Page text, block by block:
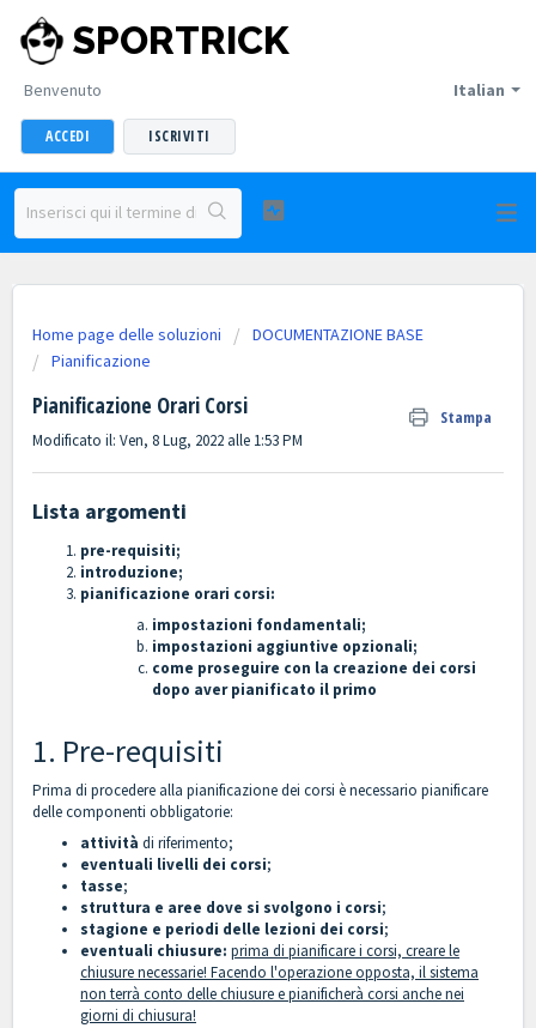
SPORTRICK
Italian
Benvenuto
ACCEDI ISCRIVITI
Home page delle soluzioni
DOCUMENTAZIONE BASE
Pianificazione
Pianificazione Orari Corsi Stampa
Modificato il: Ven, 8 Lug, 2022 alle 1:53 PM
Lista argomenti
pre-requisiti;
introduzione;
pianificazione orari corsi:
impostazioni fondamentali;
impostazioni aggiuntive opzionali;
come proseguire con la creazione dei corsi
dopo aver pianificato il primo
1. Pre-requisiti
Prima di procedere alla pianificazione dei corsi è necessario pianificare
delle componenti obbligatorie:
attività di riferimento;
eventuali livelli dei corsi;
tasse;
struttura e aree dove si svolgono i corsi;
stagione e periodi delle lezioni dei corsi;
eventuali chiusure: prima di pianificare i corsi, creare le
chiusure necessarie! Facendo l'operazione opposta, il sistema
non terrà conto delle chiusure e pianificherà corsi anche nei
giorni di chiusura!